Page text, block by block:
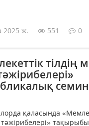
2025 ж. 551 0
тілдің
қаласында